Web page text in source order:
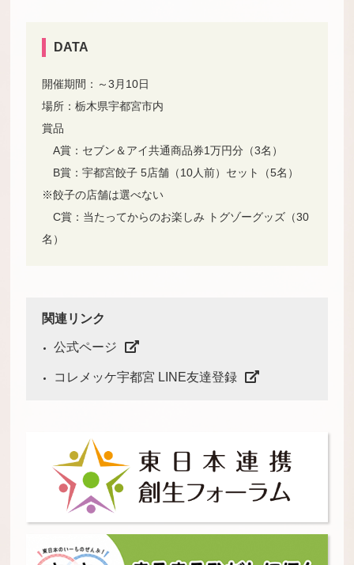
DATA
開催期間：～3月10日
場所：栃木県宇都宮市内
賞品
A賞：セブン＆アイ共通商品券1万円分（3名）
B賞：宇都宮餃子 5店舗（10人前）セット（5名）
※餃子の店舗は選べない
C賞：当たってからのお楽しみ トグゾーグッズ（30
名）
関連リンク
公式ページ
コレメッケ宇都宮 LINE友達登録